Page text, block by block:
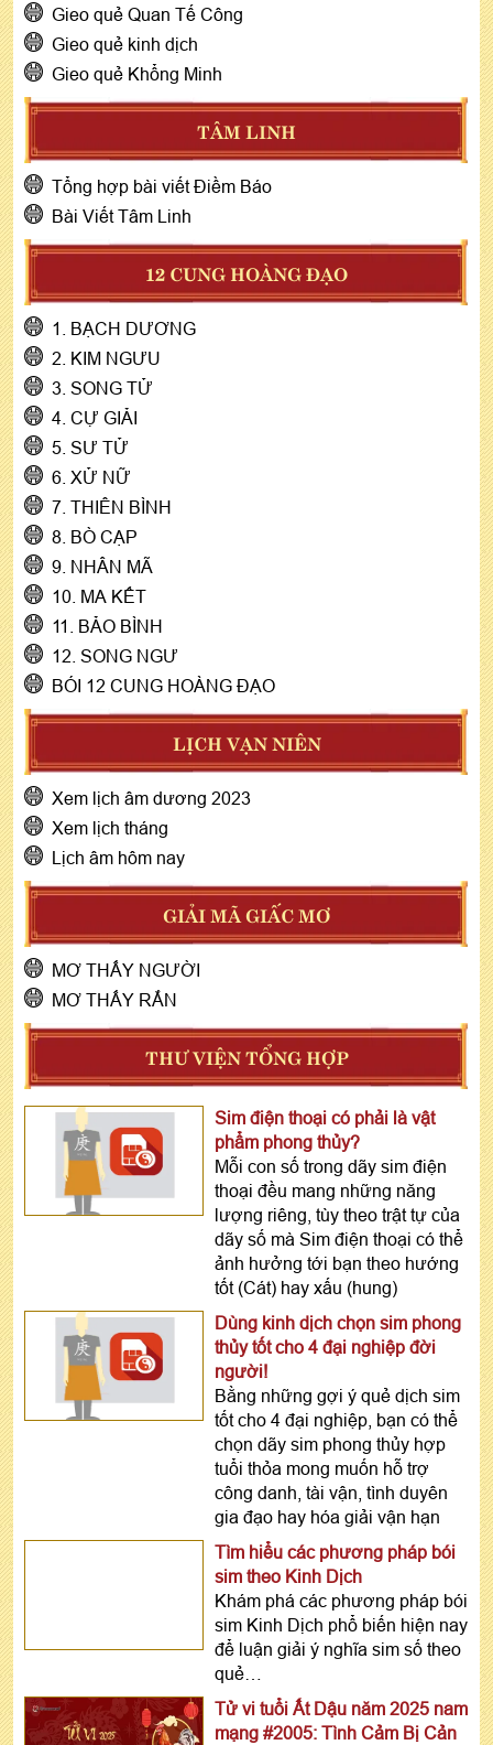
Gieo quẻ Quan Tế Công
Gieo quẻ kinh dịch
Gieo quẻ Khổng Minh
TÂM LINH
Tổng hợp bài viết Điềm Báo
Bài Viết Tâm Linh
12 CUNG HOÀNG ĐẠO
1. BẠCH DƯƠNG
2. KIM NGƯU
3. SONG TỬ
4. CỰ GIẢI
5. SƯ TỬ
6. XỬ NỮ
7. THIÊN BÌNH
8. BÒ CẠP
9. NHÂN MÃ
10. MA KẾT
11. BẢO BÌNH
12. SONG NGƯ
BÓI 12 CUNG HOÀNG ĐẠO
LỊCH VẠN NIÊN
Xem lịch âm dương 2023
Xem lịch tháng
Lịch âm hôm nay
GIẢI MÃ GIẤC MƠ
MƠ THẤY NGƯỜI
MƠ THẤY RẮN
THƯ VIỆN TỔNG HỢP
Sim điện thoại có phải là vật
phẩm phong thủy?
Mỗi con số trong dãy sim điện
thoại đều mang những năng
lượng riêng, tùy theo trật tự của
dãy số mà Sim điện thoại có thể
ảnh hưởng tới bạn theo hướng
tốt (Cát) hay xấu (hung)
Dùng kinh dịch chọn sim phong
thủy tốt cho 4 đại nghiệp đời
người!
Bằng những gợi ý quẻ dịch sim
tốt cho 4 đại nghiệp, bạn có thể
chọn dãy sim phong thủy hợp
tuổi thỏa mong muốn hỗ trợ
công danh, tài vận, tình duyên
gia đạo hay hóa giải vận hạn
Tìm hiểu các phương pháp bói
sim theo Kinh Dịch
Khám phá các phương pháp bói
sim Kinh Dịch phổ biến hiện nay
để luận giải ý nghĩa sim số theo
quẻ…
Tử vi tuổi Ất Dậu năm 2025 nam
mạng #2005: Tình Cảm Bị Cản